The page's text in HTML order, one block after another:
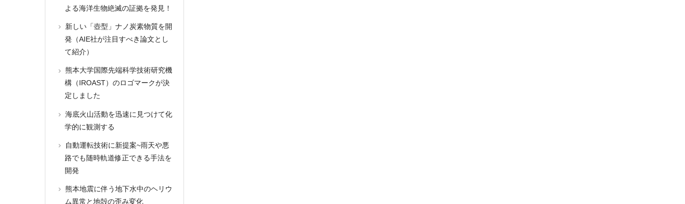
よる海洋生物絶滅の証拠を発見！
新しい「壺型」ナノ炭素物質を開
発（AIE社が注目すべき論文とし
て紹介）
熊本大学国際先端科学技術研究機
構（IROAST）のロゴマークが決
定しました
海底火山活動を迅速に見つけて化
学的に観測する
自動運転技術に新提案~雨天や悪
路でも随時軌道修正できる手法を
開発
熊本地震に伴う地下水中のヘリウ
ム異常と地殻の歪み変化